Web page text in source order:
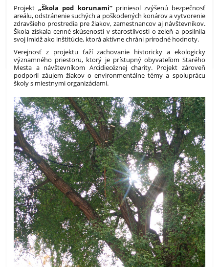
Projekt„Škola pod korunami“priniesol zvýšenú bezpečnosť
areálu, odstránenie suchých a poškodených konárov a vytvorenie
zdravšieho prostredia pre žiakov, zamestnancov aj návštevníkov.
Škola získala cenné skúsenosti v starostlivosti o zeleň a posilnila
svoj imidž ako inštitúcie, ktorá aktívne chráni prírodné hodnoty.
Verejnosť z projektu ťaží zachovanie historicky a ekologicky
významného priestoru, ktorý je prístupný obyvateľom Starého
Mesta a návštevníkom Arcidiecéznej charity. Projekt zároveň
podporil záujem žiakov o environmentálne témy a spoluprácu
školy s miestnymi organizáciami.